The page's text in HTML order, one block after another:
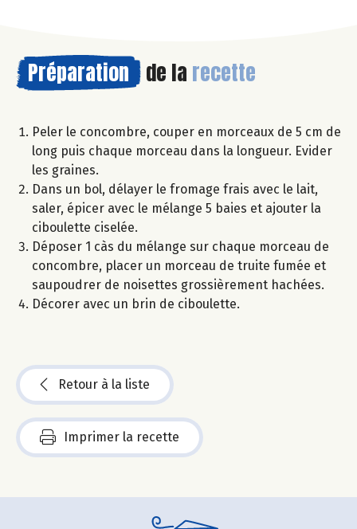
Préparation de la recette
Peler le concombre, couper en morceaux de 5 cm de
long puis chaque morceau dans la longueur. Evider
les graines.
Dans un bol, délayer le fromage frais avec le lait,
saler, épicer avec le mélange 5 baies et ajouter la
ciboulette ciselée.
Déposer 1 càs du mélange sur chaque morceau de
concombre, placer un morceau de truite fumée et
saupoudrer de noisettes grossièrement hachées.
Décorer avec un brin de ciboulette.
Retour à la liste
Imprimer la recette